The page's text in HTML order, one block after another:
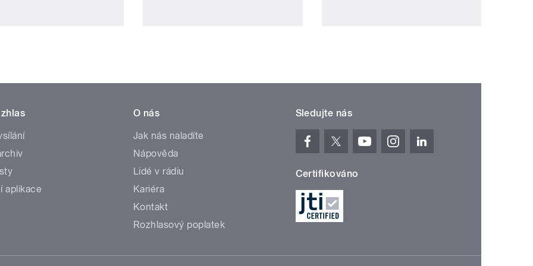
aplikace
O nás
Jak nás naladíte
Nápověda
Lidé v rádiu
Kariéra
Kontakt
Rozhlasový poplatek
Sledujte nás
Certifikováno